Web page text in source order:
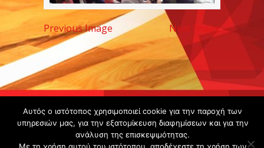
Previous Image Next Image
Copyright ©
2020 -
Gsperamatosermis.gr
Αυτός ο ιστότοπος χρησιμοποιεί cookie για την παροχή των
υπηρεσιών μας, για την εξατομίκευση διαφημίσεων και για την
ανάλυση της επισκεψιμότητας.